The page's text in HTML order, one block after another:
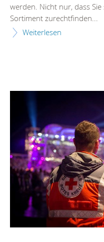
werden. Nicht nur, dass
Sortiment zurechtfinden...
Weiterlesen